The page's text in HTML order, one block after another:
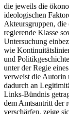
die jeweils die
ideologischen
Akteursgruppen,
regierende Klasse
Untersuchung
wie
und
unter der Regie
verweist die Autorin
dadurch an
Links-Bündnis
dem Amtsantritt der
verschärfen, zeige